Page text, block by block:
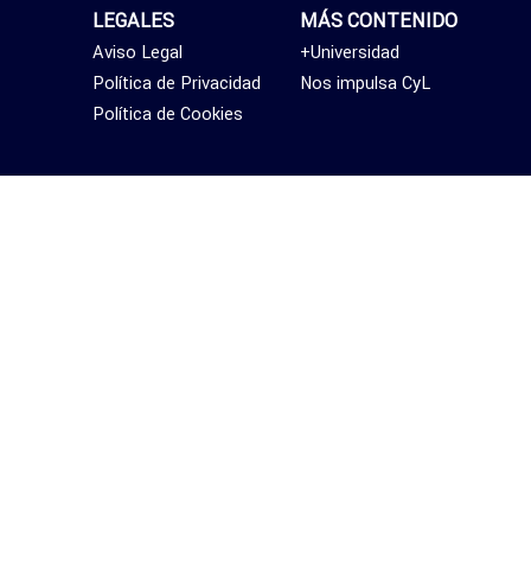
MÁS CONTENIDO
+Universidad
Nos impulsa CyL
LEGALES
Aviso Legal
Política de Privacidad
Política de Cookies